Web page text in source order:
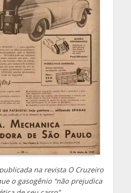
na revista O Cruzeiro
o gasogênio “não prejudica